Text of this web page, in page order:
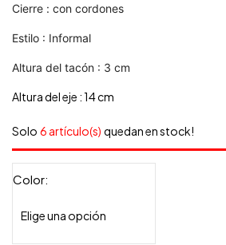
Cierre : con cordones
Estilo : Informal
Altura del tacón : 3 cm
Altura del eje : 14 cm
Solo 6 artículo(s) quedan en stock!
Color